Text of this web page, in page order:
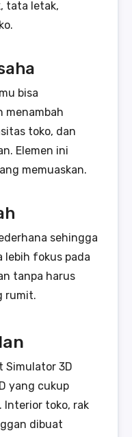
tata letak,
bisa
menambah
toko, dan
Elemen ini
memuaskan.
sehingga
lebih fokus pada
tanpa harus
rumit.
Simulator 3D
yang cukup
Interior toko, rak
dibuat